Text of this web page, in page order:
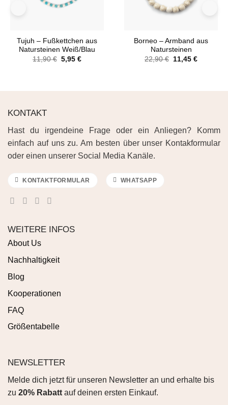
Tujuh – Fußkettchen aus
Natursteinen Weiß/Blau
11,90€ Ursprünglicher
5,95€Aktueller
Borneo – Armband aus
Natursteinen
22,90€
Ursprünglicher
11,45€Aktueller
KONTAKT
Hast du irgendeine Frage oder ein Anliegen? Komm
einfach auf uns zu. Am besten über unser Kontakformular
oder einen unserer Social Media Kanäle.
KONTAKTFORMULAR WHATSAPP
WEITERE INFOS
About Us
Nachhaltigkeit
Blog
Kooperationen
FAQ
Größentabelle
NEWSLETTER
Melde dich jetzt für unseren Newsletter an und erhalte bis
zu 20% Rabatt auf deinen ersten Einkauf.